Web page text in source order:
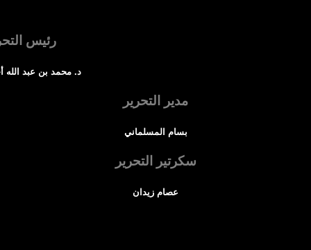
رئيس
د. محمد بن عبد الله
مدير التحرير
بسام المسلماني
سكرتير التحرير
عصام زيدان